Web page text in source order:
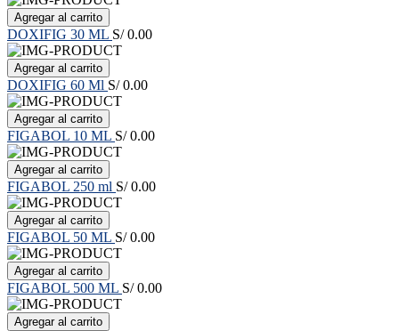
Agregar al carrito
DOXIFIG 30 ML S/ 0.00
Agregar al carrito
DOXIFIG 60 Ml S/ 0.00
Agregar al carrito
FIGABOL 10 ML S/ 0.00
Agregar al carrito
FIGABOL 250 ml S/ 0.00
Agregar al carrito
FIGABOL 50 ML S/ 0.00
Agregar al carrito
FIGABOL 500 ML S/ 0.00
Agregar al carrito